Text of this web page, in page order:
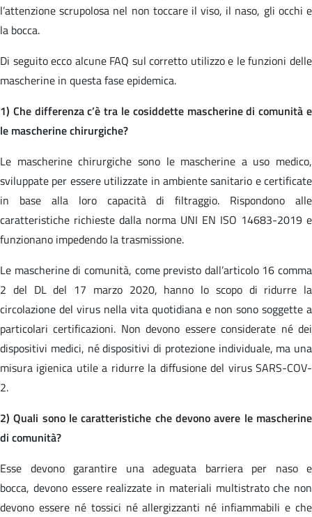
l’attenzione scrupolosa nel non toccare il viso, il naso, gli occhi e
la bocca.
Di seguito ecco alcune FAQ sul corretto utilizzo e le funzioni delle
mascherine in questa fase epidemica.
1) Che differenza c’è tra le cosiddette mascherine di comunità e
le mascherine chirurgiche?
Le mascherine chirurgiche sono le mascherine a uso medico,
sviluppate per essere utilizzate in ambiente sanitario e certificate
in base alla loro capacità di filtraggio. Rispondono alle
caratteristiche richieste dalla norma UNI EN ISO 14683-2019 e
funzionano impedendo la trasmissione.
Le mascherine di comunità, come previsto dall’articolo 16 comma
2 del DL del 17 marzo 2020, hanno lo scopo di ridurre la
circolazione del virus nella vita quotidiana e non sono soggette a
particolari certificazioni. Non devono essere considerate né dei
dispositivi medici, né dispositivi di protezione individuale, ma una
misura igienica utile a ridurre la diffusione del virus SARS-COV-
2.
2) Quali sono le caratteristiche che devono avere le mascherine
di comunità?
Esse devono garantire una adeguata barriera per naso e
bocca, devono essere realizzate in materiali multistrato che non
devono essere né tossici né allergizzanti né infiammabili e che